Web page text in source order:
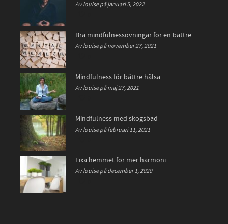
Av louise på januari 5, 2022
Bra mindfulnessövningar för en bättre hälsa
Av louise på november 27, 2021
Mindfulness för bättre hälsa
Av louise på maj 27, 2021
Mindfulness med skogsbad
Av louise på februari 11, 2021
Fixa hemmet för mer harmoni
Av louise på december 1, 2020